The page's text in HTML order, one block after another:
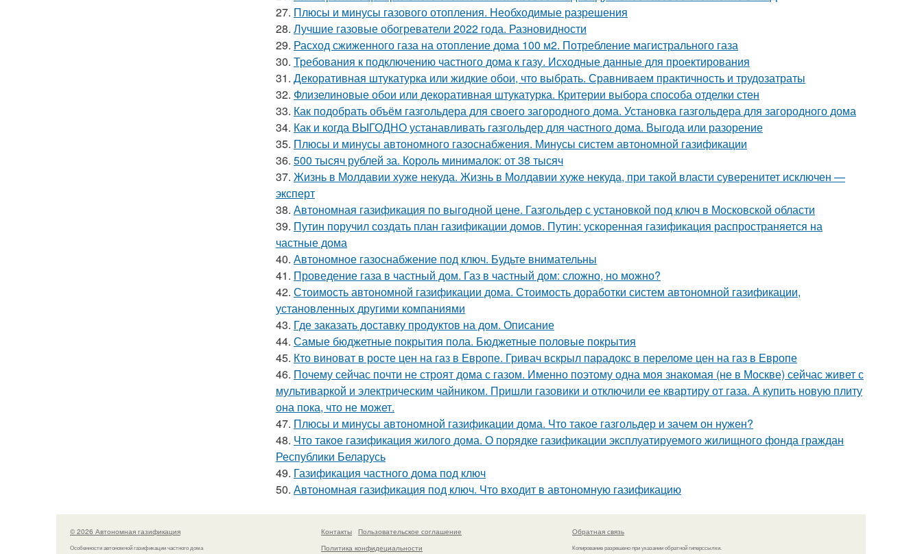
27. Плюсы и минусы газового отопления. Необходимые разрешения
28. Лучшие газовые обогреватели 2022 года. Разновидности
29. Расход сжиженного газа на отопление дома 100 м2. Потребление магистрального газа
30. Требования к подключению частного дома к газу. Исходные данные для проектирования
31. Декоративная штукатурка или жидкие обои, что выбрать. Сравниваем практичность и трудозатраты
32. Флизелиновые обои или декоративная штукатурка. Критерии выбора способа отделки стен
33. Как подобрать объём газгольдера для своего загородного дома. Установка газгольдера для загородного дома
34. Как и когда ВЫГОДНО устанавливать газгольдер для частного дома. Выгода или разорение
35. Плюсы и минусы автономного газоснабжения. Минусы систем автономной газификации
36. 500 тысяч рублей за. Король минималок: от 38 тысяч
37. Жизнь в Молдавии хуже некуда. Жизнь в Молдавии хуже некуда, при такой власти суверенитет исключен —
эксперт
38. Автономная газификация по выгодной цене. Газгольдер с установкой под ключ в Московской области
39. Путин поручил создать план газификации домов. Путин: ускоренная газификация распространяется на
частные дома
40. Автономное газоснабжение под ключ. Будьте внимательны
41. Проведение газа в частный дом. Газ в частный дом: сложно, но можно?
42. Стоимость автономной газификации дома. Стоимость доработки систем автономной газификации,
установленных другими компаниями
43. Где заказать доставку продуктов на дом. Описание
44. Самые бюджетные покрытия пола. Бюджетные половые покрытия
45. Кто виноват в росте цен на газ в Европе. Гривач вскрыл парадокс в переломе цен на газ в Европе
46. Почему сейчас почти не строят дома с газом. Именно поэтому одна моя знакомая (не в Москве) сейчас живет с
мультиваркой и электрическим чайником. Пришли газовики и отключили ее квартиру от газа. А купить новую плиту
она пока, что не может.
47. Плюсы и минусы автономной газификации дома. Что такое газгольдер и зачем он нужен?
48. Что такое газификация жилого дома. О порядке газификации эксплуатируемого жилищного фонда граждан
Республики Беларусь
49. Газификация частного дома под ключ
50. Автономная газификация под ключ. Что входит в автономную газификацию
© 2026 Автономная газификация
Особенности автономной газификации частного дома
Контакты
Пользовательское соглашение
Политика конфидециальности
Обратная связь
Копирование разрешено при указании обратной гиперссылки.